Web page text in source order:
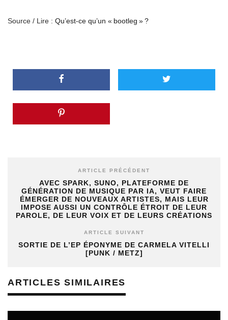
Source / Lire : Qu’est-ce qu’un « bootleg » ?
ARTICLE PRÉCÉDENT
AVEC SPARK, SUNO, PLATEFORME DE
GÉNÉRATION DE MUSIQUE PAR IA, VEUT FAIRE
ÉMERGER DE NOUVEAUX ARTISTES, MAIS LEUR
IMPOSE AUSSI UN CONTRÔLE ÉTROIT DE LEUR
PAROLE, DE LEUR VOIX ET DE LEURS CRÉATIONS
ARTICLE SUIVANT
SORTIE DE L’EP ÉPONYME DE CARMELA VITELLI
[PUNK / METZ]
ARTICLES SIMILAIRES